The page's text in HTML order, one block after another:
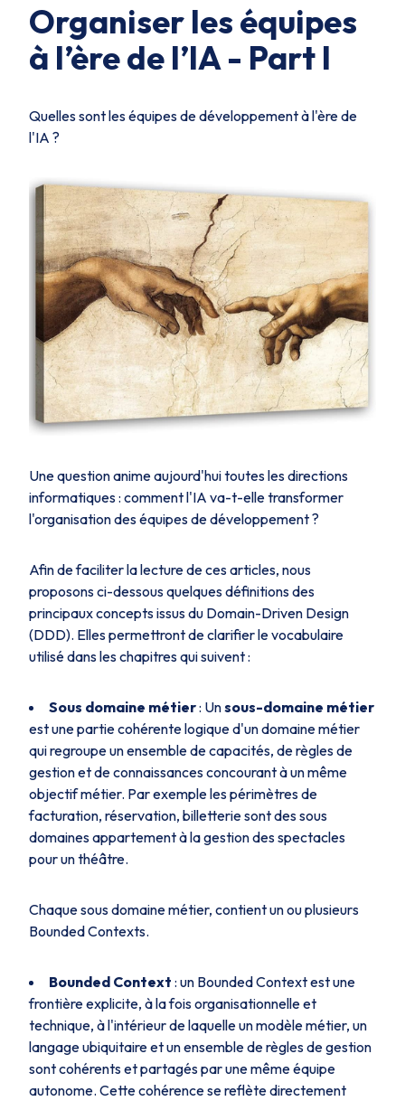
Organiser les équipes
à l’ère de l’IA - Part I
Quelles sont les équipes de développement à l'ère de
l'IA ?
Une question anime aujourd'hui toutes les directions
informatiques : comment l'IA va-t-elle transformer
l'organisation des équipes de développement ?
Afin de faciliter la lecture de ces articles, nous
proposons ci-dessous quelques définitions des
principaux concepts issus du Domain-Driven Design
(DDD). Elles permettront de clarifier le vocabulaire
utilisé dans les chapitres qui suivent :
Sous domaine métier: Unsous-domaine métier
est une partie cohérente logique d'un domaine métier
qui regroupe un ensemble de capacités, de règles de
gestion et de connaissances concourant à un même
objectif métier. Par exemple les périmètres de
facturation, réservation, billetterie sont des sous
domaines appartement à la gestion des spectacles
pour un théâtre.
Chaque sous domaine métier, contient un ou plusieurs
Bounded Contexts.
Bounded Context : un Bounded Context est une
frontière explicite, à la fois organisationnelle et
technique, à l'intérieur de laquelle un modèle métier, un
langage ubiquitaire et un ensemble de règles de gestion
sont cohérents et partagés par une même équipe
autonome. Cette cohérence se reflète directement